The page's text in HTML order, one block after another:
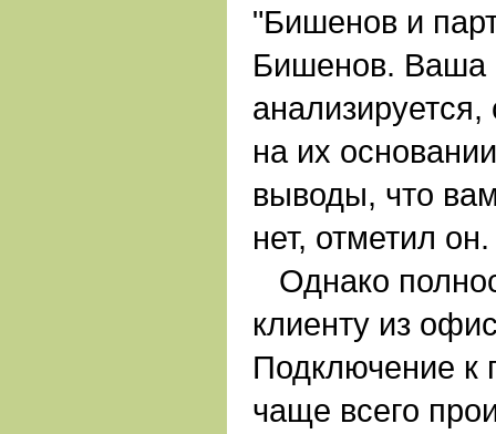
"Бишенов и
Бишенов. Ваша
на их
выводы, что
нет, отметил он.
Однако
клиенту из
Подключение к
чаще всего